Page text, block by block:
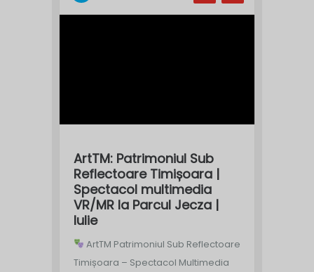
ArtTM: Patrimoniul Sub
Reflectoare Timișoara |
Spectacol multimedia
VR/MR la Parcul Jecza |
Iulie
ArtTM Patrimoniul Sub Reflectoare
Timișoara – Spectacol Multimedia